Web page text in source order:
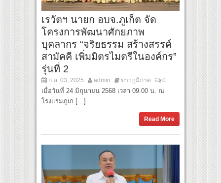
เรวัตฯ นายก อบจ.ภูเก็ต จัด
โครงการพัฒนาศักยภาพ
บุคลากร “จริยธรรม สร้างสรรค์
สามัคคี เพิ่มมิตรไมตรีในองค์กร”
รุ่นที่ 2
ก.ค. 03, 2025 admin ข่าวภูมิภาค 0
เมื่อวันที่ 24 มิถุนายน 2568 เวลา 09.00 น. ณ
โรงแรมภูเก […]
Read More